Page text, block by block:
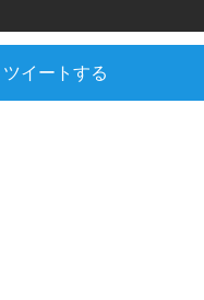
ツイートする